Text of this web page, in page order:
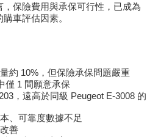
保險費用與承保可行性，已成為
車評估因素。
約 10%，但保險承保問題嚴重
僅 1 間願意承保
，遠高於同級 Peugeot E-3008 的
、可靠度數據不足
善